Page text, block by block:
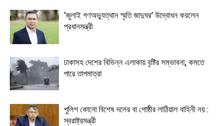
‘জুলাই গণঅভ্যুত্থান স্মৃতি জাদুঘর’ উদ্বোধন করলেন
প্রধানমন্ত্রী
ঢাকাসহ দেশের বিভিন্ন এলাকায় বৃষ্টির সম্ভাবনা, কমতে
পারে তাপমাত্রা
পুলিশ কোনো বিশেষ দলের বা গোষ্ঠীর লাঠিয়াল বাহিনী নয় :
স্বরাষ্ট্রমন্ত্রী